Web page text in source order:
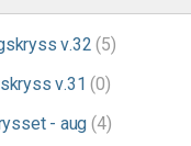
v.32(5)
v.31(0)
- aug(4)